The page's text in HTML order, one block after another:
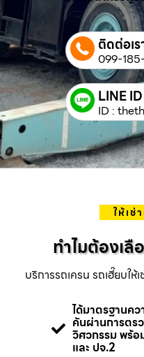
ติดต่อเ
099-
LINE ID
ID :
ให้เช่
ทำไมต้องเลื
บริการรถเครน รถเฮี๊ยบใ
ได้มาตรฐานค
คันผ่านการตร
วิศวกรรม พร้อ
และ ปจ.2